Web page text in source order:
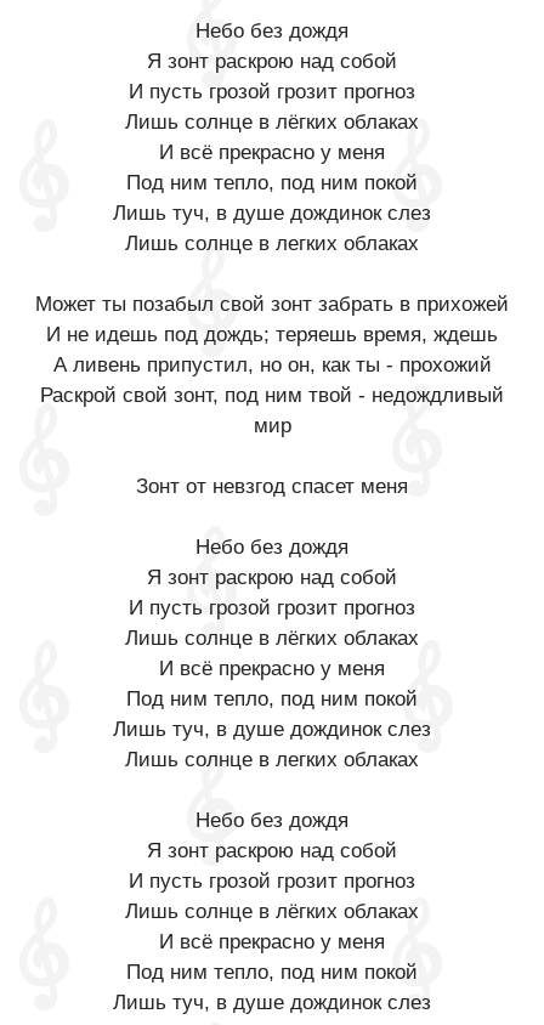
Небо без дождя
Я зонт раскрою над собой
И пусть грозой грозит прогноз
Лишь солнце в лёгких облаках
И всё прекрасно у меня
Под ним тепло, под ним покой
Лишь туч, в душе дождинок слез
Лишь солнце в легких облаках
Может ты позабыл свой зонт забрать в прихожей
И не идешь под дождь; теряешь время, ждешь
А ливень припустил, но он, как ты - прохожий
Раскрой свой зонт, под ним твой - недождливый
мир
Зонт от невзгод спасет меня
Небо без дождя
Я зонт раскрою над собой
И пусть грозой грозит прогноз
Лишь солнце в лёгких облаках
И всё прекрасно у меня
Под ним тепло, под ним покой
Лишь туч, в душе дождинок слез
Лишь солнце в легких облаках
Небо без дождя
Я зонт раскрою над собой
И пусть грозой грозит прогноз
Лишь солнце в лёгких облаках
И всё прекрасно у меня
Под ним тепло, под ним покой
Лишь туч, в душе дождинок слез